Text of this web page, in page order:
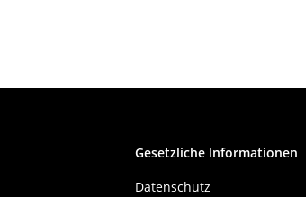
Gesetzliche Informationen
Datenschutz